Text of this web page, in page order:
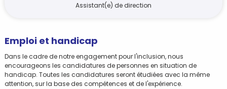
Assistant(e) de direction
Emploi et handicap
Dans le cadre de notre engagement pour l'inclusion, nous
encourageons les candidatures de personnes en situation de
handicap. Toutes les candidatures seront étudiées avec la même
attention, sur la base des compétences et de l'expérience.